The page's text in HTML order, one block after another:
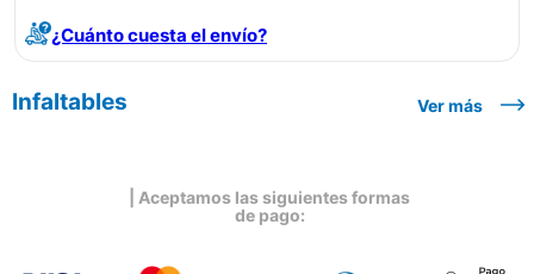
¿Cuánto cuesta el envío?
Infaltables Ver más
| Aceptamos las siguientes formas
de pago: